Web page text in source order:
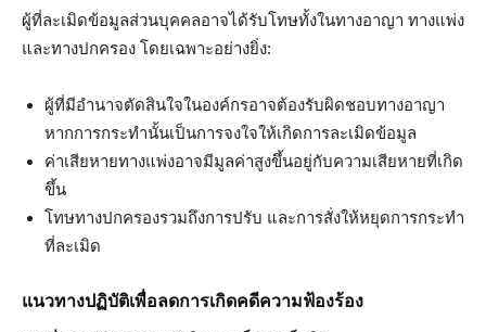
ผู้ที่ละเมิดข้อมูลส่วนบุคคลอาจได้รับโทษทั้งในทางอาญา ทางแพ่ง
และทางปกครอง โดยเฉพาะอย่างยิ่ง:
ผู้ที่มีอำนาจตัดสินใจในองค์กรอาจต้องรับผิดชอบทางอาญา
หากการกระทำนั้นเป็นการจงใจให้เกิดการละเมิดข้อมูล
ค่าเสียหายทางแพ่งอาจมีมูลค่าสูงขึ้นอยู่กับความเสียหายที่เกิด
ขึ้น
โทษทางปกครองรวมถึงการปรับ และการสั่งให้หยุดการกระทำ
ที่ละเมิด
แนวทางปฏิบัติเพื่อลดการเกิดคดีความฟ้องร้อง